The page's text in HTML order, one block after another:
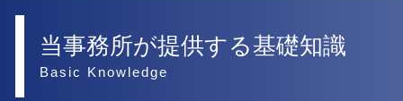
当事務所が提供する基礎知識
Basic Knowledge